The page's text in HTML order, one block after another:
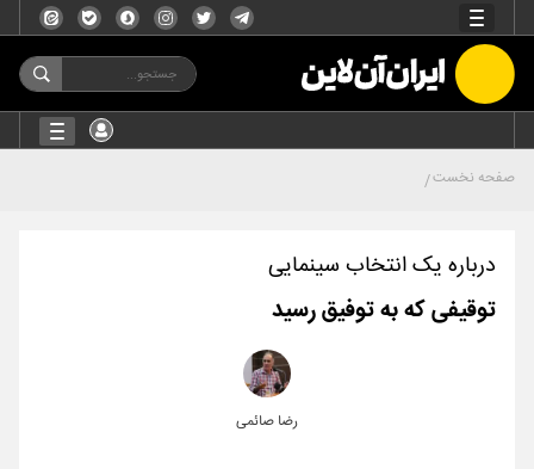
صفحه نخست
درباره یک انتخاب سینمایی
توقیفی که به توفیق رسید
رضا صائمی